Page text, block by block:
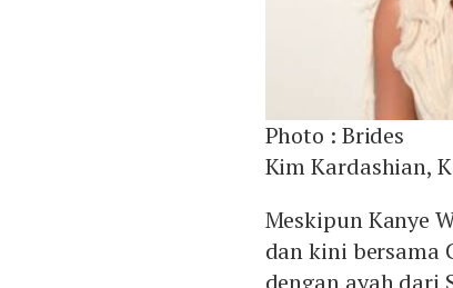
Photo : Brides
Kim Kardashian,
Meskipun Kanye
dan kini bersama